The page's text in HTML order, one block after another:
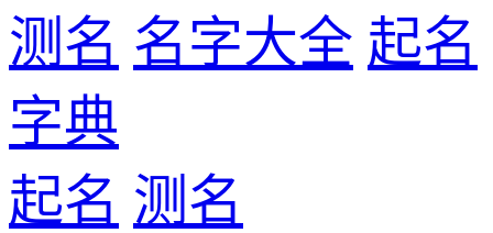
测名 名字大全 起名
字典
起名 测名